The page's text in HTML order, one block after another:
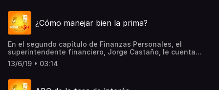
¿Cómo manejar bien la prima?
En el segundo capítulo de Finanzas Personales, el
superintendente financiero, Jorge Castaño, le cuenta
cómo puede hacer un buen uso de su prima.
13/6/19 • 03:14